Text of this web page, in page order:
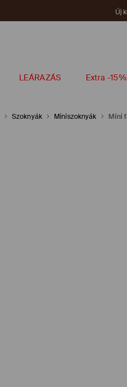
Új
LEÁRAZÁS Extra -15%
Szoknyák Miniszoknyák Mini